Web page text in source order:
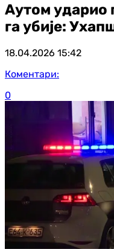
Аутом ударио
га убије:
18.04.2026 15:42
Коментари:
0